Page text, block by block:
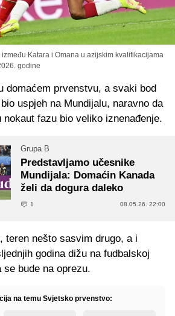
između Katara i Omana u azijskim kvalifikacijama
godine
domaćem prvenstvu, a svaki bod
uspjeh na Mundijalu, naravno da
nokaut fazu bio veliko iznenađenje.
Grupa B
Predstavljamo učesnike
Mundijala: Domaćin Kanada
želi da dogura daleko
1 08.05.26. 22:00
teren nešto sasvim drugo, a i
godina dižu na fudbalskoj
se bude na oprezu.
na temu Svjetsko prvenstvo: